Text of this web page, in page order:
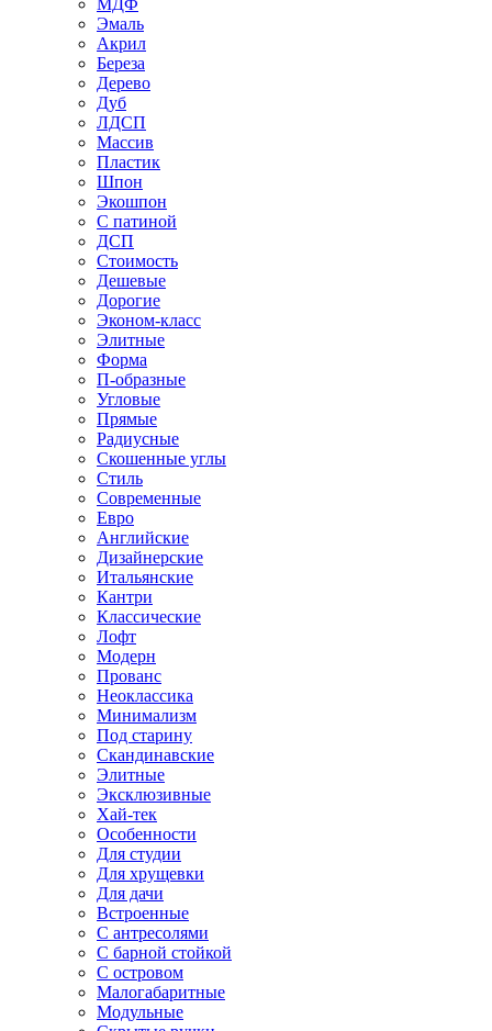
МДФ
Эмаль
Акрил
Береза
Дерево
Дуб
ЛДСП
Массив
Пластик
Шпон
Экошпон
С патиной
ДСП
Стоимость
Дешевые
Дорогие
Эконом-класс
Элитные
Форма
П-образные
Угловые
Прямые
Радиусные
Скошенные углы
Стиль
Современные
Евро
Английские
Дизайнерские
Итальянские
Кантри
Классические
Лофт
Модерн
Прованс
Неоклассика
Минимализм
Под старину
Скандинавские
Элитные
Эксклюзивные
Хай-тек
Особенности
Для студии
Для хрущевки
Для дачи
Встроенные
С антресолями
С барной стойкой
С островом
Малогабаритные
Модульные